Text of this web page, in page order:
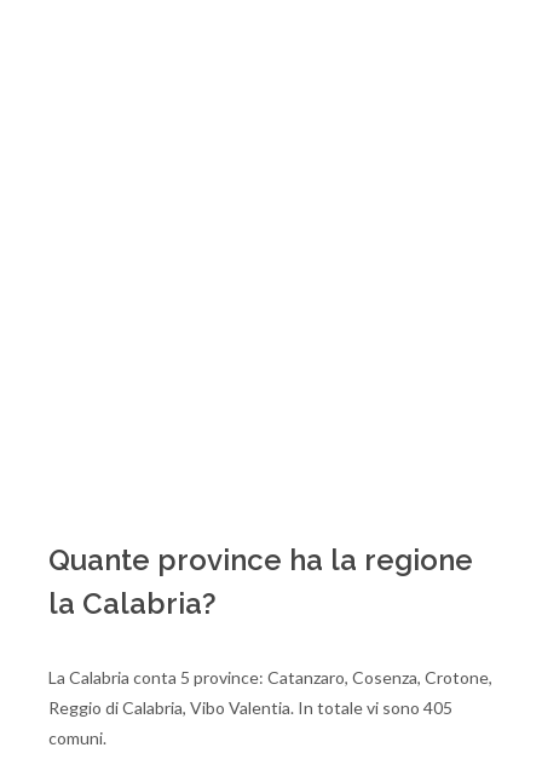
Quante province ha la regione
la Calabria?
La Calabria conta 5 province: Catanzaro, Cosenza, Crotone,
Reggio di Calabria, Vibo Valentia. In totale vi sono 405
comuni.